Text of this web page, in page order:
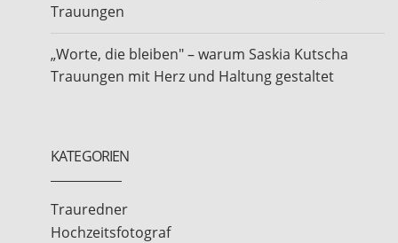
Trauungen
„Worte, die bleiben" – warum Saskia Kutscha
Trauungen mit Herz und Haltung gestaltet
KATEGORIEN
Trauredner
Hochzeitsfotograf